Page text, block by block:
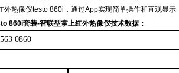
外热像仪testo 860i，通过App实现简单操作和直观显
860i套装-智联型掌上红外热像仪技术数据：
0860